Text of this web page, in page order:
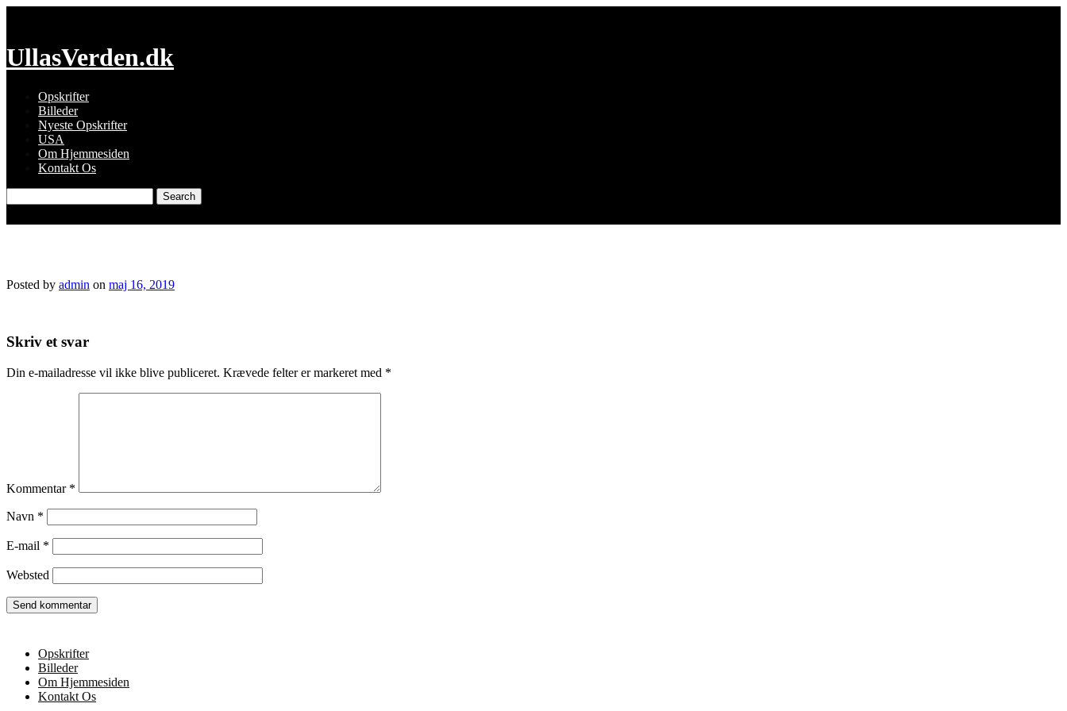
UllasVerden.dk
Opskrifter
Billeder
Nyeste Opskrifter
USA
Om Hjemmesiden
Kontakt Os
for:
Posted by admin on maj 16, 2019
Skriv et svar
Din e-mailadresse vil ikke blive publiceret. Krævede felter er markeret med *
Kommentar *
Navn *
E-mail *
Websted
Opskrifter
Billeder
Om Hjemmesiden
Kontakt Os